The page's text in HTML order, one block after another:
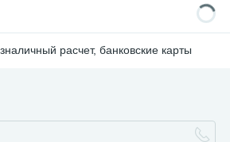
расчет, банковские карты